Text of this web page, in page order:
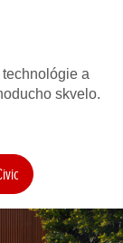
a
skvelo.